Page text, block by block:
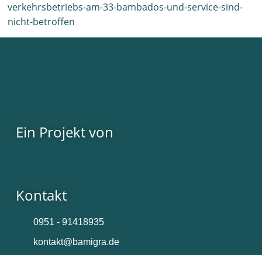
verkehrsbetriebs-am-33-bambados-und-service-sind-
nicht-betroffen
Ein Projekt von
Kontakt
0951 - 91418935
kontakt@bamigra.de